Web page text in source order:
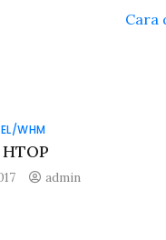
Cara
WHM
admin